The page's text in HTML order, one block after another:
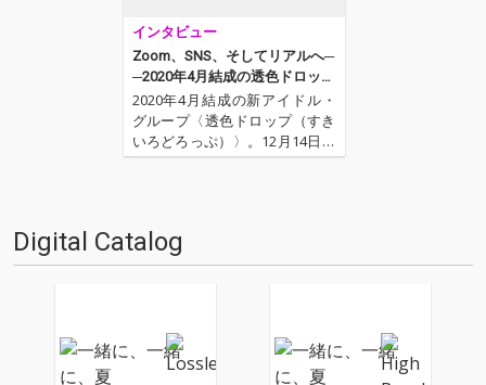
インタビュー
Zoom、SNS、そしてリアルへ─
─2020年4月結成の透色ドロッ
プ、OTOTOY初インタヴュー
2020年4月結成の新アイドル・
グループ〈透色ドロップ（すき
いろどろっぷ）〉。12月14日に
2ndEP「透色学概論」を配信リ
3名をお招きしてOTOTOY初イン
タヴューを…
Digital Catalog